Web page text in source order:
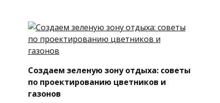
Создаем зеленую зону отдыха: советы
по проектированию цветников и
газонов